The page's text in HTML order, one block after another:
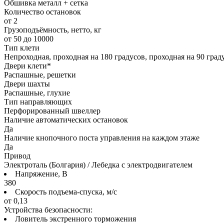
Обшивка металл + сетка
Количество остановок
от 2
Грузоподъёмность, нетто, кг
от 50 до 10000
Тип клети
Непроходная, проходная на 180 градусов, проходная на 90
Двери клети*
Распашные, решетки
Двери шахты
Распашные, глухие
Тип направляющих
Перфорированный швеллер
Наличие автоматических остановок
Да
Наличие кнопочного поста управления на каждом этаже
Да
Привод
Электроталь (Болгария) / Лебедка с электродвигателем
Напряжение, В
380
Скорость подъема-спуска, м/с
от 0,13
Устройства безопасности:
Ловитель экстренного торможения